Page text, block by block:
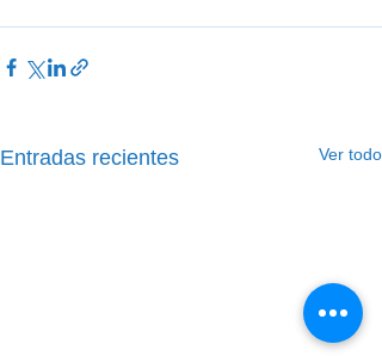
Entradas recientes Ver todo